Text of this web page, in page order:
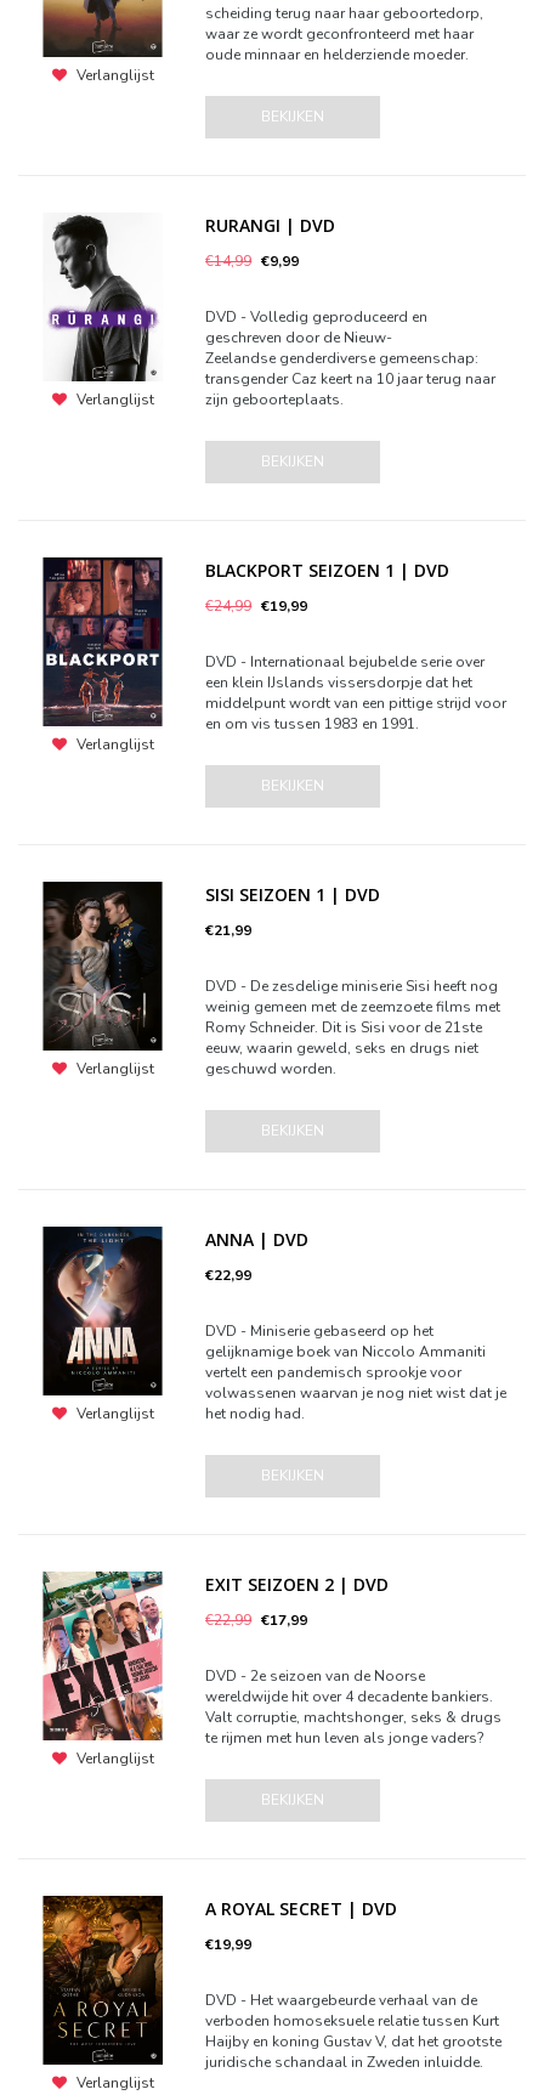
Verlanglijst
scheiding terug naar haar geboortedorp,
waar ze wordt geconfronteerd met haar
oude minnaar en helderziende moeder.
BEKIJKEN
Verlanglijst
RURANGI | DVD
€14,99 €9,99
DVD - Volledig geproduceerd en
geschreven door de Nieuw-
Zeelandse genderdiverse gemeenschap:
transgender Caz keert na 10 jaar terug naar
zijn geboorteplaats.
BEKIJKEN
Verlanglijst
BLACKPORT SEIZOEN 1 | DVD
€24,99 €19,99
DVD - Internationaal bejubelde serie over
een klein IJslands vissersdorpje dat het
middelpunt wordt van een pittige strijd voor
en om vis tussen 1983 en 1991.
BEKIJKEN
Verlanglijst
SISI SEIZOEN 1 | DVD
€21,99
DVD - De zesdelige miniserie Sisi heeft nog
weinig gemeen met de zeemzoete films met
Romy Schneider. Dit is Sisi voor de 21ste
eeuw, waarin geweld, seks en drugs niet
geschuwd worden.
BEKIJKEN
Verlanglijst
ANNA | DVD
€22,99
DVD - Miniserie gebaseerd op het
gelijknamige boek van Niccolo Ammaniti
vertelt een pandemisch sprookje voor
volwassenen waarvan je nog niet wist dat je
het nodig had.
BEKIJKEN
Verlanglijst
EXIT SEIZOEN 2 | DVD
€22,99 €17,99
DVD - 2e seizoen van de Noorse
wereldwijde hit over 4 decadente bankiers.
Valt corruptie, machtshonger, seks & drugs
te rijmen met hun leven als jonge vaders?
BEKIJKEN
Verlanglijst
A ROYAL SECRET | DVD
€19,99
DVD - Het waargebeurde verhaal van de
verboden homoseksuele relatie tussen Kurt
Haijby en koning Gustav V, dat het grootste
juridische schandaal in Zweden inluidde.